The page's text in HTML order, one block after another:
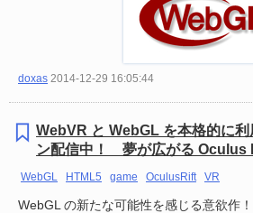
doxas 2014-12-29 16:05:44
WebVR と WebGL を本格的に
ン配信中！ 夢が広がる Oculus
WebGL HTML5 game OculusRift VR
WebGL の新たな可能性を感じる意欲作